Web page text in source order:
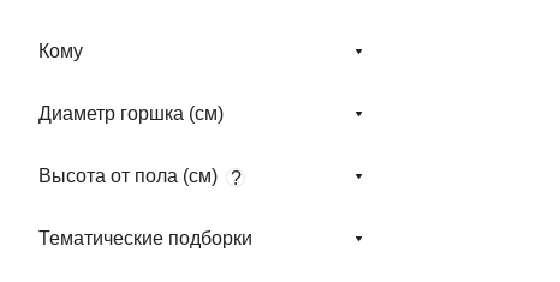
(
Виноградовые (Vitaceae) (
Кому
Диаметр горшка (см)
Высота от пола (см) ?
Тематические подборки